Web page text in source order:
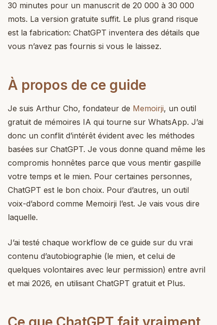
30 minutes pour un manuscrit de 20 000 à 30 000
mots. La version gratuite suffit. Le plus grand risque
est la fabrication: ChatGPT inventera des détails que
vous n’avez pas fournis si vous le laissez.
À propos de ce guide
Je suis Arthur Cho, fondateur de Memoirji, un outil
gratuit de mémoires IA qui tourne sur WhatsApp. J’ai
donc un conflit d’intérêt évident avec les méthodes
basées sur ChatGPT. Je vous donne quand même les
compromis honnêtes parce que vous mentir gaspille
votre temps et le mien. Pour certaines personnes,
ChatGPT est le bon choix. Pour d’autres, un outil
voix-d’abord comme Memoirji l’est. Je vais vous dire
laquelle.
J’ai testé chaque workflow de ce guide sur du vrai
contenu d’autobiographie (le mien, et celui de
quelques volontaires avec leur permission) entre avril
et mai 2026, en utilisant ChatGPT gratuit et Plus.